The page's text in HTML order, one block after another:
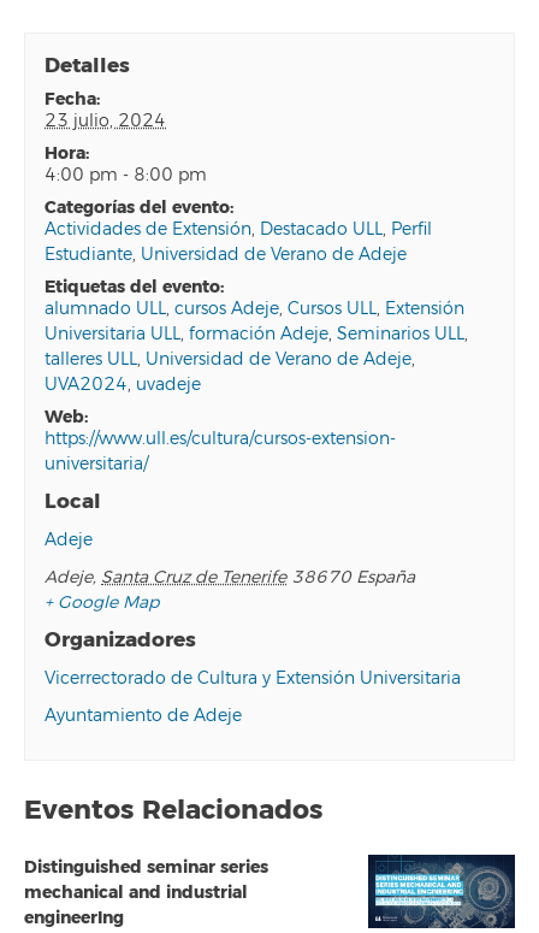
Detalles
fecha:
23 julio, 2024
hora:
4:00 pm - 8:00 pm
categorías del evento:
Actividades de Extensión, Destacado ULL, Perfil
Estudiante, Universidad de Verano de Adeje
etiquetas del evento:
alumnado ULL,cursos Adeje,Cursos ULL, Extensión
Universitaria ULL,formación Adeje,Seminarios ULL,
talleres ULL, Universidad de Verano de Adeje,
UVA2024, uvadeje
web:
https://www.ull.es/cultura/cursos-extension-
universitaria/
Local
Adeje
Adeje, Santa Cruz de Tenerife 38670 España
+ Google Map
Organizadores
Vicerrectorado de Cultura y Extensión Universitaria
Ayuntamiento de Adeje
Eventos Relacionados
Distinguished seminar series
mechanical and industrial
engineerIng